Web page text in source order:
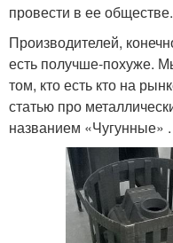
провести в ее обществе.
Производителей,
есть получше-похуже.
том, кто есть кто на
статью про
названием «Чугунные» .